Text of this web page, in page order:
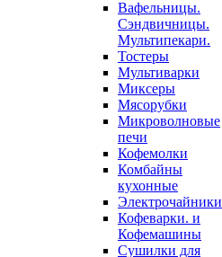
Вафельницы.
Сэндвичницы.
Мультипекари.
Тостеры
Мультиварки
Миксеры
Мясорубки
Микроволновые
печи
Кофемолки
Комбайны
кухонные
Электрочайники
Кофеварки. и
Кофемашины
Сушилки для